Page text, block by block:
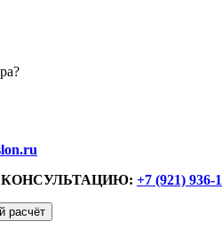
+7 (921) 936-
расчёт